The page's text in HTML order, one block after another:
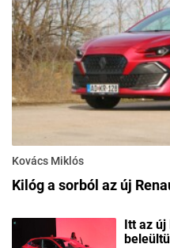
Kovács Miklós
Kilóg a sorból az új
Itt az új